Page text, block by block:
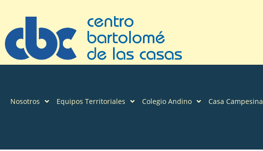
Nosotros Equipos Territoriales Colegio Andino Casa Campesina